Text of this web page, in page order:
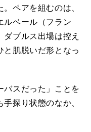
ペアを組むのは、
ルベール（フラン
ブルス出場は控え
肌脱いだ形となっ
スだった」ことを
探り状態のなか、